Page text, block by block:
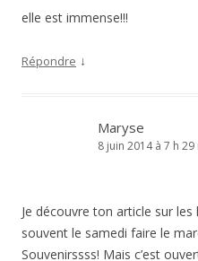
elle est immense!!!
Répondre ↓
Maryse
8 juin 2014 à 7 h 29
Je découvre ton article sur les
souvent le samedi faire le
Souvenirssss! Mais c’est